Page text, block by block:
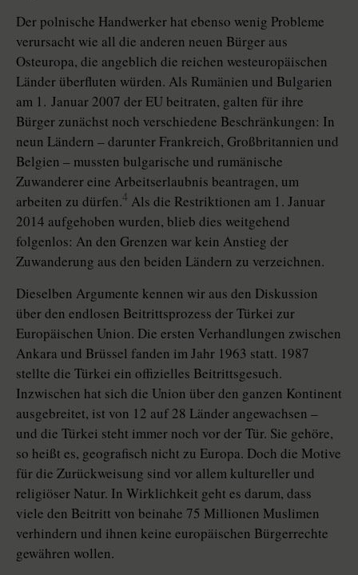
Der polnische Handwerker hat ebenso wenig Probleme
verursacht wie all die anderen neuen Bürger aus
Osteuropa, die angeblich die reichen westeuropäischen
Länder überfluten würden. Als Rumänien und Bulgarien
am 1. Januar 2007 der EU beitraten, galten für ihre
Bürger zunächst noch verschiedene Beschränkungen: In
neun Ländern – darunter Frankreich, Großbritannien und
Belgien – mussten bulgarische und rumänische
Zuwanderer eine Arbeitserlaubnis beantragen, um
arbeiten zu dürfen.4 Als die Restriktionen am 1. Januar
2014 aufgehoben wurden, blieb dies weitgehend
folgenlos: An den Grenzen war kein Anstieg der
Zuwanderung aus den beiden Ländern zu verzeichnen.
Dieselben Argumente kennen wir aus den Diskussion
über den endlosen Beitrittsprozess der Türkei zur
Europäischen Union. Die ersten Verhandlungen zwischen
Ankara und Brüssel fanden im Jahr 1963 statt. 1987
stellte die Türkei ein offizielles Beitrittsgesuch.
Inzwischen hat sich die Union über den ganzen Kontinent
ausgebreitet, ist von 12 auf 28 Länder angewachsen –
und die Türkei steht immer noch vor der Tür. Sie gehöre,
so heißt es, geografisch nicht zu Europa. Doch die Motive
für die Zurückweisung sind vor allem kultureller und
religiöser Natur. In Wirklichkeit geht es darum, dass
viele den Beitritt von beinahe 75 Millionen Muslimen
verhindern und ihnen keine europäischen Bürgerrechte
gewähren wollen.